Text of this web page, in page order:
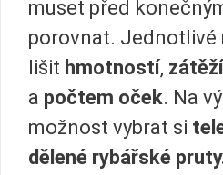
muset před
porovnat. Jednotlivé
lišit hmotností, zátěží
a počtem oček. Na
možnost vybrat si
dělené rybářské